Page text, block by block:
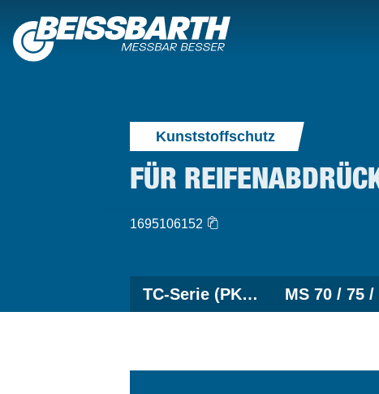
Kunststoffschutz
FÜR
1695106152
TC-Serie (PKW)